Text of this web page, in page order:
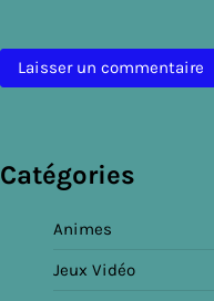
Catégories
Animes
Jeux Vidéo